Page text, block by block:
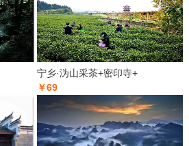
宁乡·沩山采茶+密印寺+
￥69